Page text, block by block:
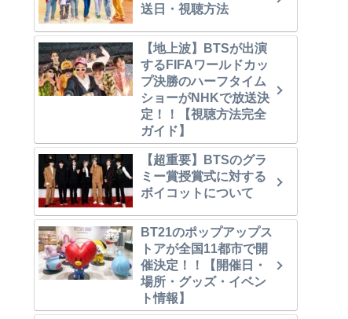
送日・視聴方法
【地上波】BTSが出演
するFIFAワールドカッ
プ決勝のハーフタイム
ショーがNHKで放送決
定！！【視聴方法完全
ガイド】
【超重要】BTSのグラ
ミー賞授賞式に対する
ボイコットについて
BT21のポップアップス
トアが全国11都市で開
催決定！！【開催日・
場所・グッズ・イベン
ト情報】